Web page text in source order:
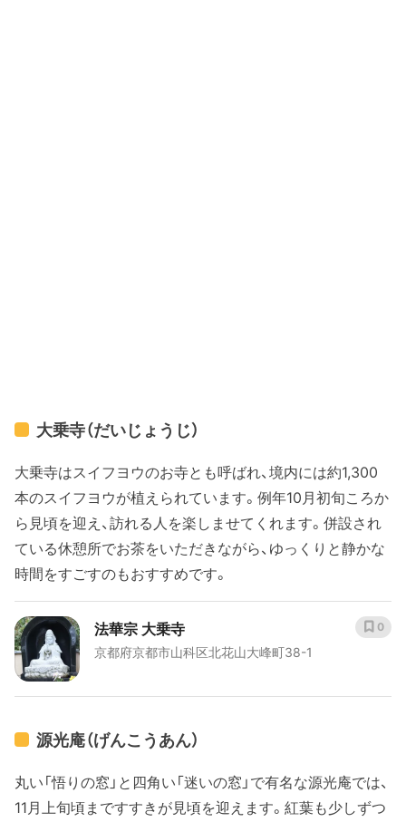
大乗寺（だいじょうじ）
大乗寺はスイフヨウのお寺とも呼ばれ、境内には約1,300
本のスイフヨウが植えられています。例年10月初旬ころか
ら見頃を迎え、訪れる人を楽しませてくれます。併設され
ている休憩所でお茶をいただきながら、ゆっくりと静かな
時間をすごすのもおすすめです。
法華宗 大乗寺
京都府京都市山科区北花山大峰町38-1
0
源光庵（げんこうあん）
丸い「悟りの窓」と四角い「迷いの窓」で有名な源光庵では、
11月上旬頃まですすきが見頃を迎えます。紅葉も少しずつ